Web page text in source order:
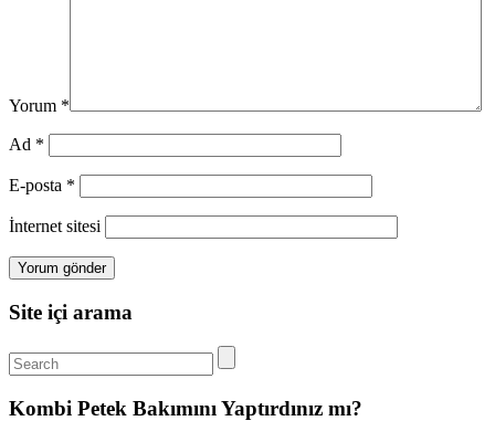
Yorum *
Ad *
E-posta *
İnternet sitesi
Site içi arama
Kombi Petek Bakımını Yaptırdınız mı?